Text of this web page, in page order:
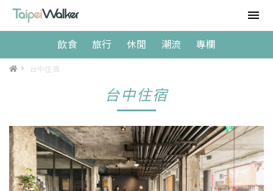
飲食 旅行 休閒 潮流 專欄
> 台中住宿
台中住宿